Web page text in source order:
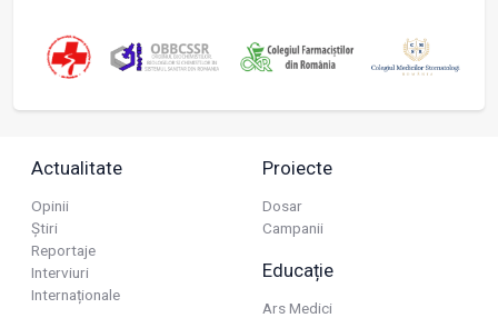
Actualitate
Opinii
Știri
Reportaje
Interviuri
Internaționale
Proiecte
Dosar
Campanii
Educație
Ars Medici